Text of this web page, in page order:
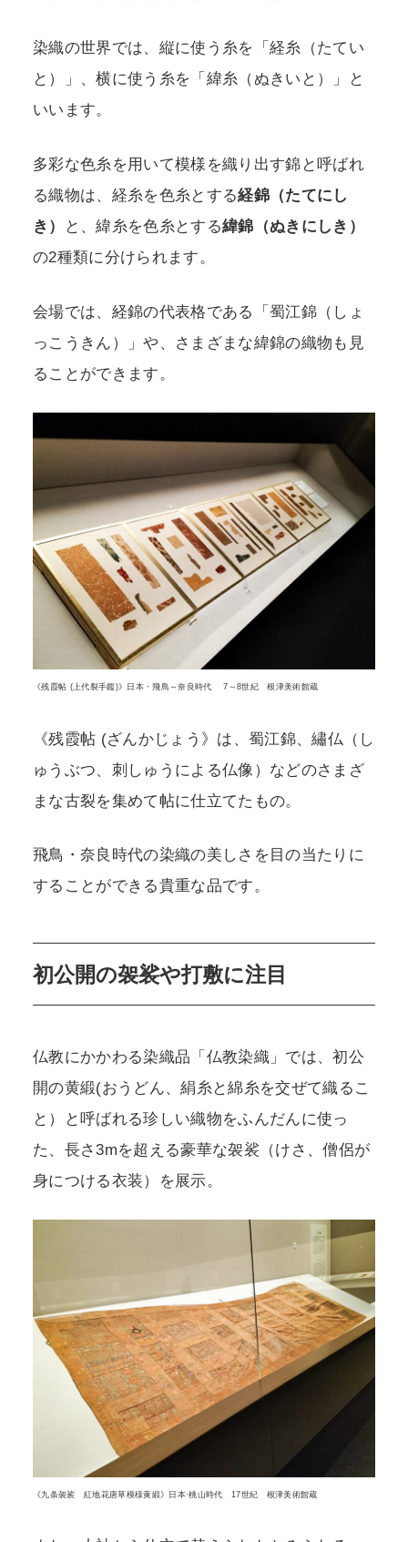
染織の世界では、縦に使う糸を「経糸（たてい
と）」、横に使う糸を「緯糸（ぬきいと）」と
いいます。
多彩な色糸を用いて模様を織り出す錦と呼ばれ
る織物は、経糸を色糸とする経錦（たてにし
き）
と、緯糸を色糸とする緯錦（ぬきにしき）
の2種類に分けられます。
会場では、経錦の代表格である「蜀江錦（しょ
っこうきん）」や、さまざまな緯錦の織物も見
ることができます。
《残霞帖 (上代裂手鑑)》日本・飛鳥～奈良時代 7～8世紀 根津美術館蔵
《残霞帖 (ざんかじょう》は、蜀江錦、繡仏（し
ゅうぶつ、刺しゅうによる仏像）などのさまざ
まな古裂を集めて帖に仕立てたもの。
飛鳥・奈良時代の染織の美しさを目の当たりに
することができる貴重な品です。
初公開の袈裟や打敷に注目
仏教にかかわる染織品「仏教染織」では、初公
開の黄緞(おうどん、絹糸と綿糸を交ぜて織るこ
と）と呼ばれる珍しい織物をふんだんに使っ
た、長さ3mを超える豪華な袈裟（けさ、僧侶が
身につける衣装）を展示。
《九条袈裟 紅地花唐草模様黄緞》日本·桃山時代 17世紀 根津美術館蔵